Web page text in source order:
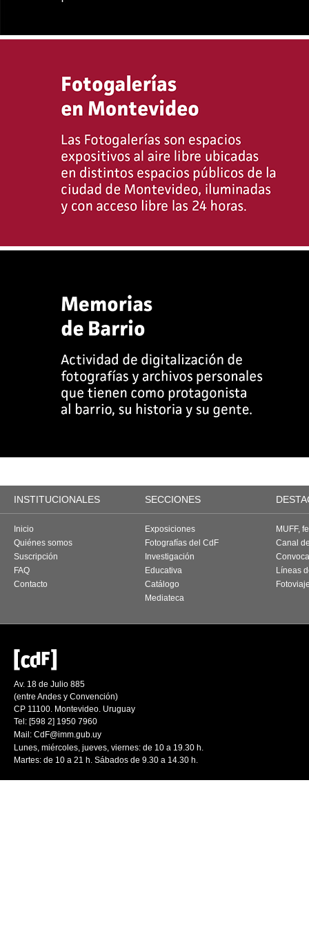
INSTITUCIONALES SECCIONES
Inicio
Quiénes somos
Suscripción
FAQ
Contacto
Exposiciones
Fotografías del CdF
Investigación
Educativa
Catálogo
Mediateca
MUFF,
Canal
Líneas
Av. 18 de Julio 885
(entre Andes y Convención)
CP 11100. Montevideo. Uruguay
Tel: [598 2] 1950 7960
Mail: CdF@imm.gub.uy
Lunes, miércoles, jueves, viernes: de 10 a 19.30 h.
Martes: de 10 a 21 h. Sábados de 9.30 a 14.30 h.